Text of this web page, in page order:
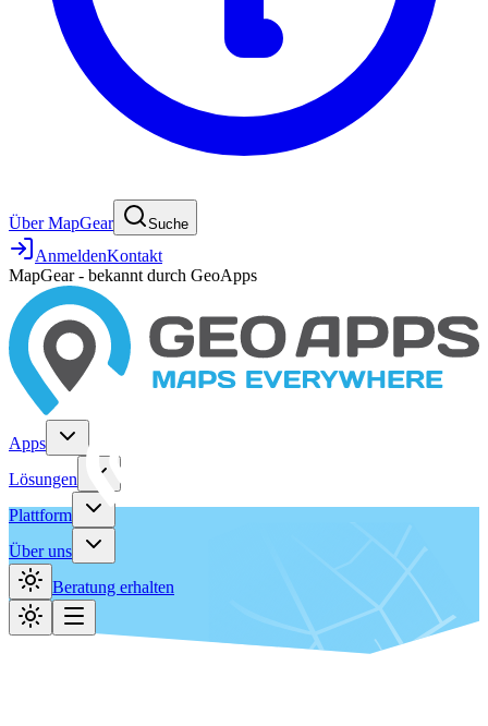
Über MapGear Suche
AnmeldenKontakt
MapGear - bekannt durch GeoApps
Apps
Lösungen
Plattform
Über uns
Beratung erhalten